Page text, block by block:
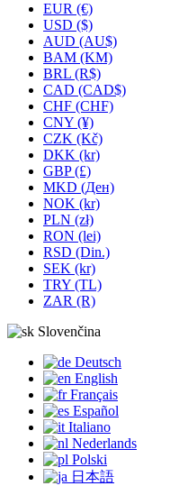
EUR (€)
USD ($)
AUD (AU$)
BAM (KM)
BRL (R$)
CAD (CAD$)
CHF (CHF)
CNY (¥)
CZK (Kč)
DKK (kr)
GBP (£)
MKD (Ден)
NOK (kr)
PLN (zł)
RON (lei)
RSD (Din.)
SEK (kr)
TRY (TL)
ZAR (R)
Slovenčina
Deutsch
English
Français
Español
Italiano
Nederlands
Polski
日本語